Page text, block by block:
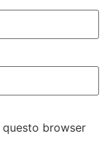
browser